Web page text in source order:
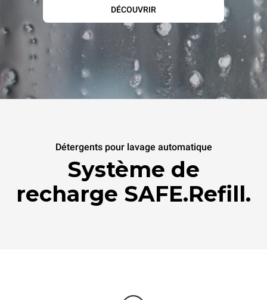
DÉCOUVRIR
Détergents pour lavage automatique
Système de
recharge SAFE.Refill.